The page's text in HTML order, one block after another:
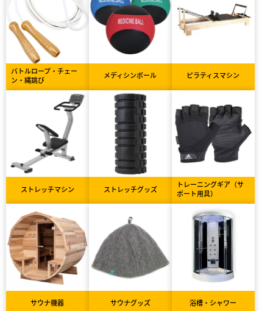
バトルロープ・チェー
ン・縄跳び
メディシンボール ピラティスマシン
ストレッチマシン ストレッチグッズ
トレーニングギア（サ
ポート用具）
サウナ機器 サウナグッズ 浴槽・シャワー